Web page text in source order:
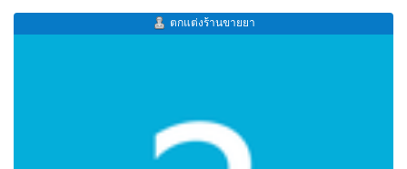
ตกแต่งร้านขายยา